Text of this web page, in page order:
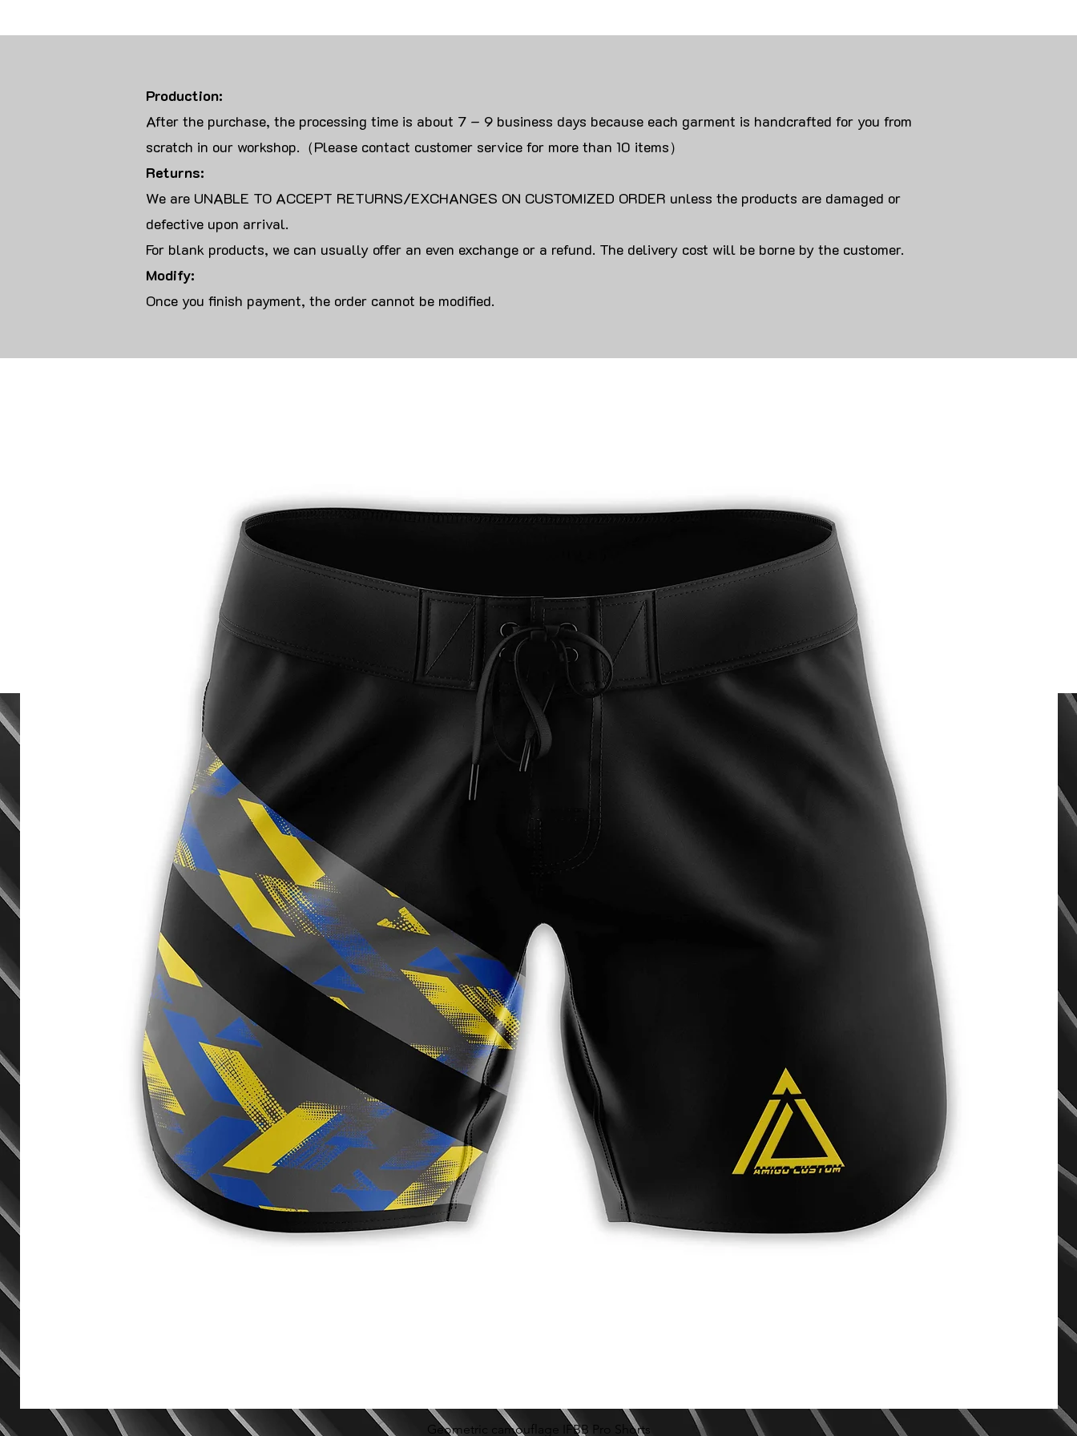
Production:
After the purchase, the processing time is about 7 – 9 business days because each garment is handcrafted for you from
scratch in our workshop.（Please contact customer service for more than 10 items）
Returns:
We are UNABLE TO ACCEPT RETURNS/EXCHANGES ON CUSTOMIZED ORDER unless the products are damaged or
defective upon arrival.
For blank products, we can usually offer an even exchange or a refund. The delivery cost will be borne by the customer.
Modify:
Once you finish payment, the order cannot be modified.
Vista rápida
Geometric camouflage IFBB Pro Shorts